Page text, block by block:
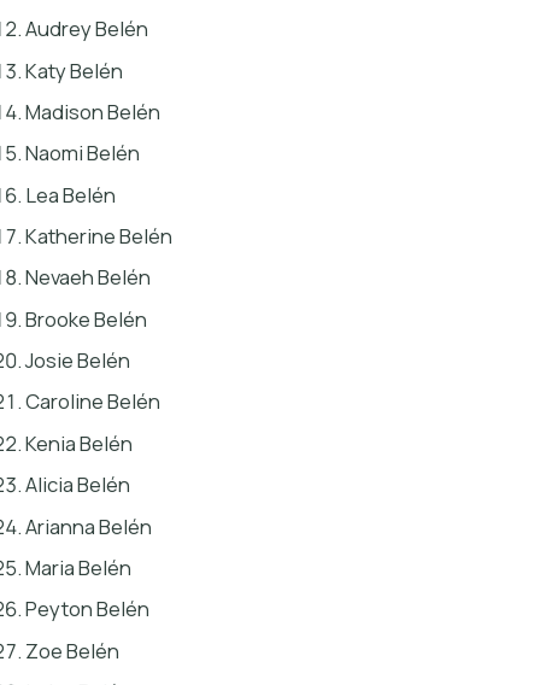
Audrey Belén
Katy Belén
Madison Belén
Naomi Belén
Lea Belén
Katherine Belén
Nevaeh Belén
Brooke Belén
Josie Belén
Caroline Belén
Kenia Belén
Alicia Belén
Arianna Belén
Maria Belén
Peyton Belén
Zoe Belén